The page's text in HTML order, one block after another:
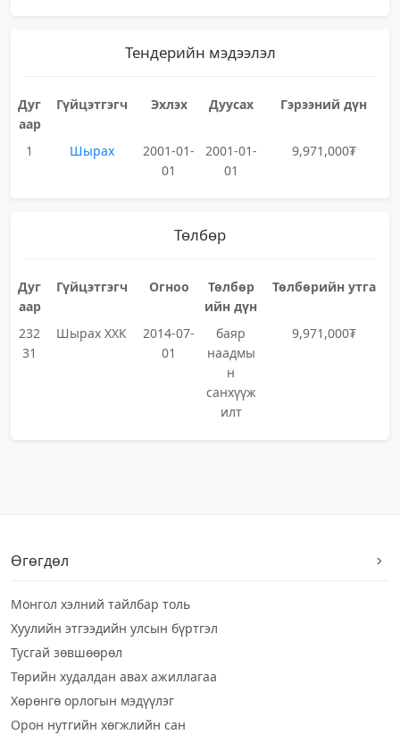
Тендерийн мэдээлэл
Дуг
аар
Гүйцэтгэгч Эхлэх Дуусах Гэрээний дүн
1 Шырах
2001-01-
01
2001-01-
01
9,971,000₮
Төлбөр
Дуг
аар
Гүйцэтгэгч Огноо
Төлбөр
ийн дүн
Төлбөрийн утга
232
31
Шырах ХХК
2014-07-
01
баяр
наадмы
н
санхүүж
илт
9,971,000₮
Өгөгдөл
Монгол хэлний тайлбар толь
Хуулийн этгээдийн улсын бүртгэл
Тусгай зөвшөөрөл
Төрийн худалдан авах ажиллагаа
Хөрөнгө орлогын мэдүүлэг
Орон нутгийн хөгжлийн сан